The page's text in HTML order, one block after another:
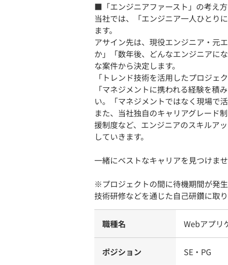
■「エンジニアファースト」の考え方
当社では、「エンジニア一人ひとり
ます。
アサイン先は、現役エンジニア・元
か」「数年後、どんなエンジニアに
な案件から決定します。
「トレンド技術を活用したプロジェ
「マネジメントに携われる経験を積
い。「マネジメントではなく現場で
また、当社独自のキャリアグレード
援制度など、エンジニアのスキルア
していきます。
一緒にベストなキャリアを見つけませ
※プロジェクトの間に待機期間が発
技術研修などを通じた自己研鑽に取り
職種名 Webアプリ
ポジション SE・PG